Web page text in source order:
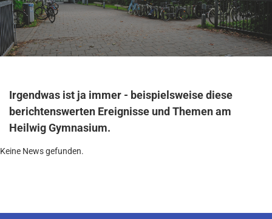
Irgendwas ist ja immer - beispielsweise diese
berichtenswerten Ereignisse und Themen am
Heilwig Gymnasium.
Keine News gefunden.